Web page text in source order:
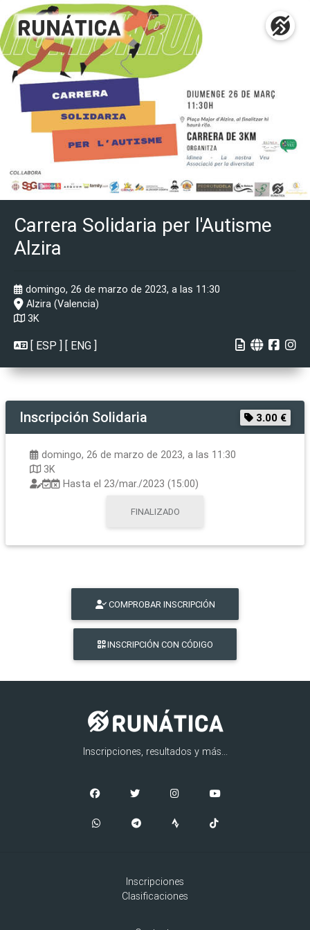
Carrera Solidaria per l'Autisme
Alzira
domingo, 26 de marzo de 2023, a las 11:30
Alzira (Valencia)
3K
[ ESP ] [ ENG ]
Inscripción Solidaria 3.00 €
domingo, 26 de marzo de 2023, a las 11:30
3K
Hasta el 23/mar./2023 (15:00)
FINALIZADO
COMPROBAR INSCRIPCIÓN
INSCRIPCIÓN CON CÓDIGO
Inscripciones, resultados y más...
Inscripciones
Clasificaciones